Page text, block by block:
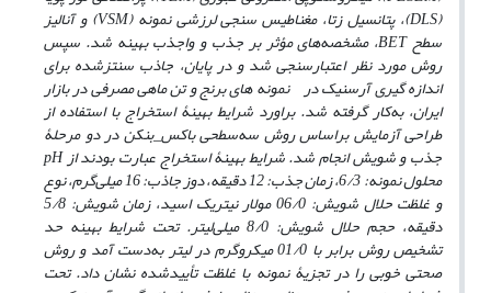
(
DLS)، پتانسیل زتا، مغناطیس­سنجی لرزشی نمونه(VSM) و آنالیز
سطحBET، مشخصه‌های مؤثر بر جذب و واجذب بهینه شد. سپس
روش مورد نظر اعتبارسنجی شد و در پایان، جاذب سنتزشده برای
اندازهگیری آرسنیک در نمونههای برنج و تن ماهی مصرفی در بازار
ایران، بهکار گرفته ‌شد. براورد شرایط بهینۀ استخراج با استفاده از
طراحی آزمایش براساس روش سهسطحی باکس_بنکن در دو مرحلۀ
جذب و شویش انجام شد. شرایط بهینۀ استخراج عبارت بودند ازpH
محلول نمونه: 6/3، زمان جذب: 12 دقیقه، دوز جاذب: 16 میلی گرم، نوع
و غلظت حلال شویش: 06/0 مولار نیتریک اسید، زمان شویش: 5/8
دقیقه، حجم حلال شویش: 8/0 میلی لیتر. تحت شرایط بهینه حد
تشخیص روش برابر با 01/0 میکروگرم در لیتر به‌دست آمد و روش
صحتی خوبی را در تجزیۀ نمونه با غلظت تأییدشده نشان داد. تحت